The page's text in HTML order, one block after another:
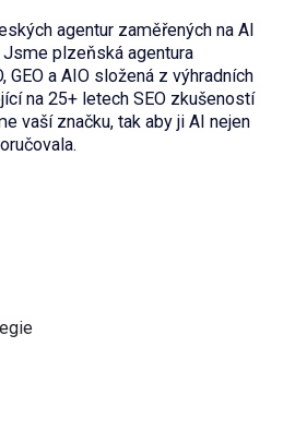
agentur zaměřených na AI
plzeňská agentura
GEO a AIO složená z výhradních
na 25+ letech SEO zkušeností
vaší značku, tak aby ji AI nejen